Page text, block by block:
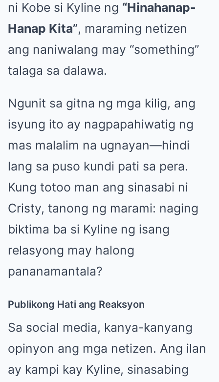
ni Kobe si Kyline ng “Hinahanap-
Hanap Kita”, maraming netizen
ang naniwalang may “something”
talaga sa dalawa.
Ngunit sa gitna ng mga kilig, ang
isyung ito ay nagpapahiwatig ng
mas malalim na ugnayan—hindi
lang sa puso kundi pati sa pera.
Kung totoo man ang sinasabi ni
Cristy, tanong ng marami: naging
biktima ba si Kyline ng isang
relasyong may halong
pananamantala?
Publikong Hati ang Reaksyon
Sa social media, kanya-kanyang
opinyon ang mga netizen. Ang ilan
ay kampi kay Kyline, sinasabing